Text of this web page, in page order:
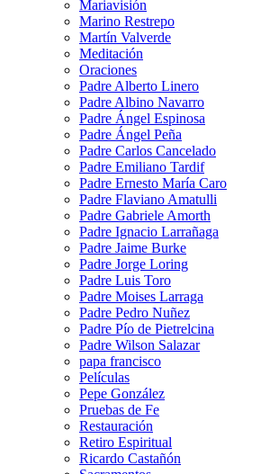
Mariavisión
Marino Restrepo
Martín Valverde
Meditación
Oraciones
Padre Alberto Linero
Padre Albino Navarro
Padre Ángel Espinosa
Padre Ángel Peña
Padre Carlos Cancelado
Padre Emiliano Tardif
Padre Ernesto María Caro
Padre Flaviano Amatulli
Padre Gabriele Amorth
Padre Ignacio Larrañaga
Padre Jaime Burke
Padre Jorge Loring
Padre Luis Toro
Padre Moises Larraga
Padre Pedro Nuñez
Padre Pío de Pietrelcina
Padre Wilson Salazar
papa francisco
Películas
Pepe González
Pruebas de Fe
Restauración
Retiro Espiritual
Ricardo Castañón